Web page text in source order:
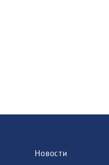
Новости